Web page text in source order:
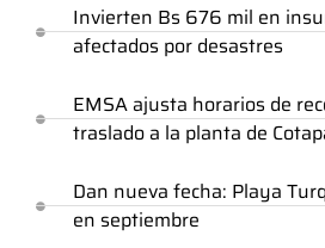
Invierten Bs 676 mil en
afectados por desastres
EMSA ajusta horarios de
traslado a la planta de
Dan nueva fecha: Playa
en septiembre